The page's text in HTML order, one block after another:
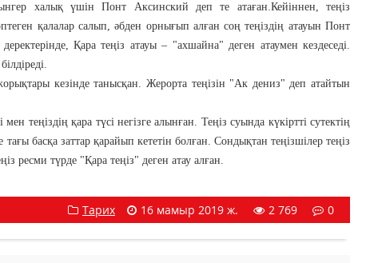
халық үшін Понт Аксинский деп те атаған.Кейіннен, теңіз
қалалар салып, әбден орнығып алған соң теңіздің атауын Понт
Қара теңіз атауы – "ахшайна" деген атаумен кездеседі.
кезінде танысқан. Жерорта теңізін "Ак дениз" деп атайтын
теңіздің қара түсі негізге алынған. Теңіз суында күкіртті сутектің
басқа заттар қарайып кететін болған. Сондықтан теңізшілер теңіз
ресми түрде "Қара теңіз" деген атау алған.
Тарих 16 мамыр 2019 ж. 2 769 0